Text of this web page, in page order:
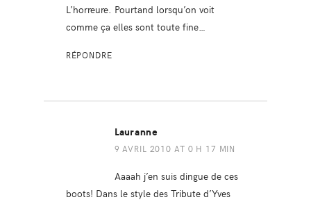
L’horreure. Pourtand lorsqu’on voit
comme ça elles sont toute fine…
RÉPONDRE
Lauranne
9 AVRIL 2010 AT 0 H 17 MIN
Aaaah j’en suis dingue de ces
boots! Dans le style des Tribute d’Yves